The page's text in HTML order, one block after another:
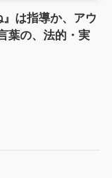
』は指導か、アウ
葉の、法的・実